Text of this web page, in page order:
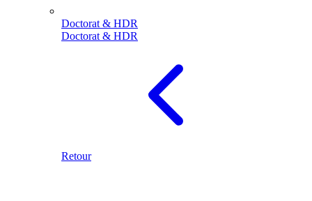
Doctorat & HDR
Doctorat & HDR
Retour